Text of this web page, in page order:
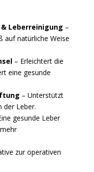
Leberreinigung –
auf natürliche Weise
– Erleichtert die
eine gesunde
– Unterstützt
der Leber.
gesunde Leber
zur operativen